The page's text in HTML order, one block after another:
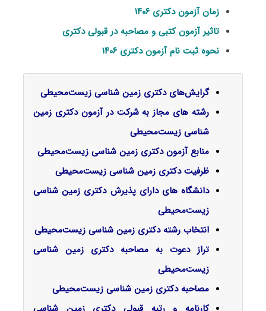
زمان آزمون دکتری ۱۴۰۶
تاثیر آزمون کتبی و مصاحبه در قبولی دکتری
نحوه ثبت نام آزمون دکتری ۱۴۰۶
گرایش‌های دکتری زمین شناسی زیست‌محیطی
رشته های مجاز به شرکت در آزمون دکتری زمین
شناسی زیست‌محیطی
منابع آزمون دکتری زمین شناسی زیست‌محیطی
ظرفیت دکتری زمین شناسی زیست‌محیطی
دانشگاه های دارای پذیرش دکتری زمین شناسی
زیست‌محیطی
انتخاب رشته دکتری زمین شناسی زیست‌محیطی
تراز دعوت به مصاحبه دکتری زمین شناسی
زیست‌محیطی
مصاحبه دکتری زمین شناسی زیست‌محیطی